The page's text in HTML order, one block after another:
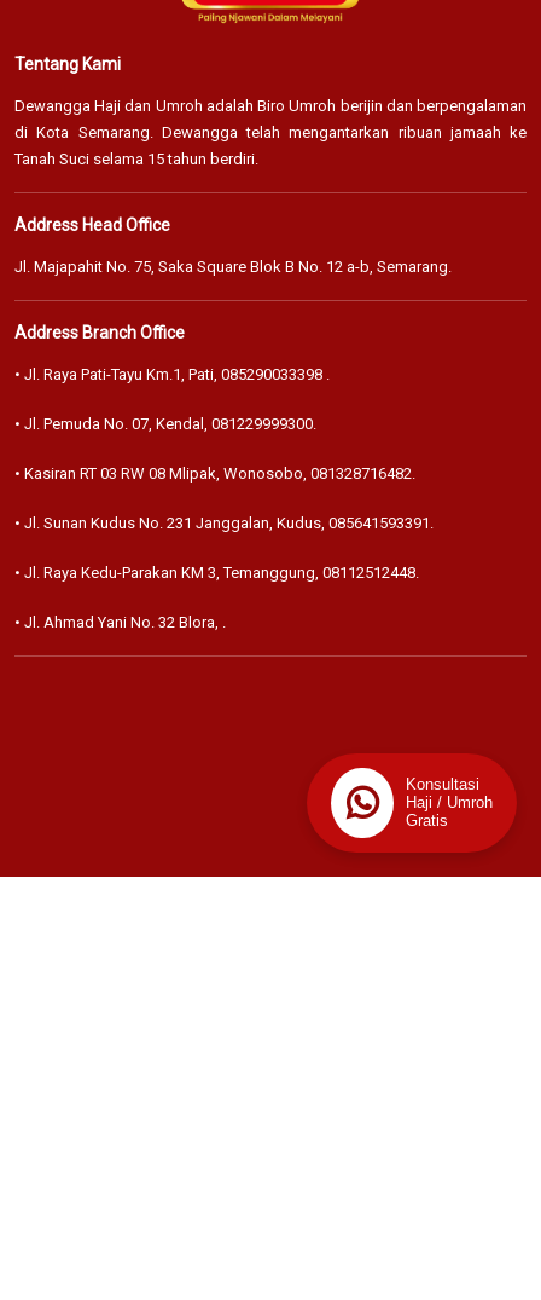
Tentang Kami
Dewangga Haji dan Umroh adalah Biro Umroh berijin dan berpengalaman
di Kota Semarang. Dewangga telah mengantarkan ribuan jamaah ke
Tanah Suci selama 15 tahun berdiri.
Address Head Office
Jl. Majapahit No. 75, Saka Square Blok B No. 12 a-b, Semarang.
Address Branch Office
• Jl. Raya Pati-Tayu Km.1, Pati, 085290033398 .
• Jl. Pemuda No. 07, Kendal, 081229999300.
• Kasiran RT 03 RW 08 Mlipak, Wonosobo, 081328716482.
• Jl. Sunan Kudus No. 231 Janggalan, Kudus, 085641593391 .
• Jl. Raya Kedu-Parakan KM 3, Temanggung, 08112512448.
• Jl. Ahmad Yani No. 32 Blora, .
Konsultasi
Haji / Umroh
Gratis